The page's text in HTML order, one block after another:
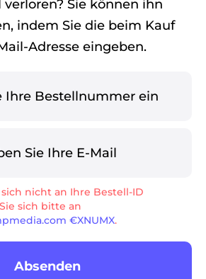
zu MP3
verloren? Sie können ihn
indem Sie die beim Kauf
Adresse eingeben.
nicht an Ihre Bestell-ID
sich bitte an
€XNUMX.
Absenden